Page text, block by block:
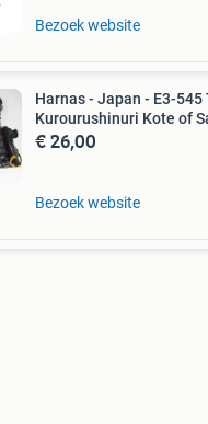
Bezoek website
Harnas - Japan - E3-545
Kurourushinuri Kote of
€ 26,00
Bezoek website